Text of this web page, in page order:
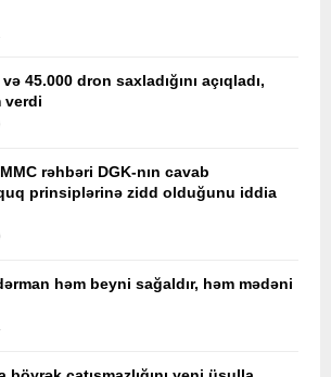
45.000 dron saxladığını açıqladı,
verdi
rəhbəri DGK-nın cavab
prinsiplərinə zidd olduğunu iddia
həm beyni sağaldır, həm mədəni